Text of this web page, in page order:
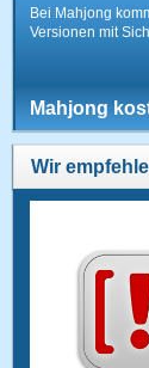
Bei Mahjong
Versionen mit
Mahjong
Wir